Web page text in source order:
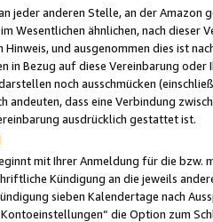
jeder anderen Stelle, an der
Wesentlichen ähnlichen, nach dieser
Hinweis, und ausgenommen dies ist
in Bezug auf diese Vereinbarung
noch ausschmücken
andeuten, dass eine Verbindung
ausdrücklich gestattet ist.
mit Ihrer Anmeldung für die bzw.
Kündigung an die jeweils
sieben Kalendertage nach
die Option zum